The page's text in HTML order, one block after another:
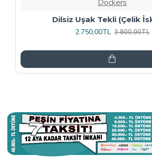
Dockers
Tv Lcd Standı 5484
3.375,00TL 4.500,00TL